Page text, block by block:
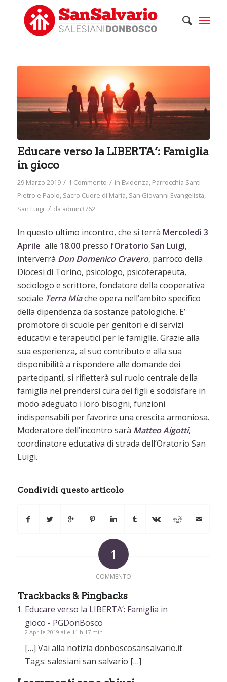
Educare verso la LIBERTA’: Famiglia
in gioco
29 Marzo 2019 / 1 Commento / in Evidenza, Parrocchia Santi
Pietro e Paolo, Sacro Cuore di Maria, San Giovanni Evangelista,
San Luigi / da admin3762
In questo ultimo incontro, che si terrà Mercoledì 3
Aprile alle 18.00presso l’Oratorio San Luigi,
interverrà Don Domenico Cravero, parroco della
Diocesi di Torino, psicologo, psicoterapeuta,
sociologo e scrittore, fondatore della cooperativa
sociale Terra Miache opera nell’ambito specifico
della dipendenza da sostanze patologiche. E’
promotore di scuole per genitori e di servizi
educativi e terapeutici per le famiglie. Grazie alla
sua esperienza, al suo contributo e alla sua
disponibilità a rispondere alle domande dei
partecipanti, si rifletterà sul ruolo centrale della
famiglia nel prendersi cura dei figli e soddisfare in
modo adeguato i loro bisogni, funzioni
indispensabili per favorire una crescita armoniosa.
Moderatore dell’incontro sarà Matteo Aigotti,
coordinatore educativa di strada dell’Oratorio San
Luigi.
Condividi questo articolo
1
COMMENTO
Trackbacks & Pingbacks
Educare verso la LIBERTA’: Famiglia in
gioco - PGDonBosco
2 Aprile 2019 alle 11 h 17 min
[…] Vai alla notizia donboscosansalvario.it
Tags: salesiani san salvario […]